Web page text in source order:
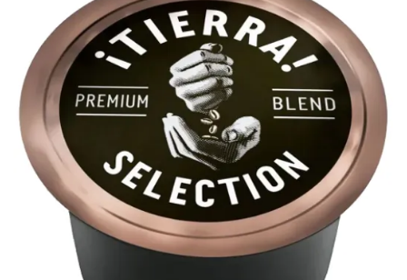
Espressoare
Aparate Automate
Aparate capsule
Aparate clasice
Accesorii
Rasnite
Complementare
Capace
Cesti si farfurii